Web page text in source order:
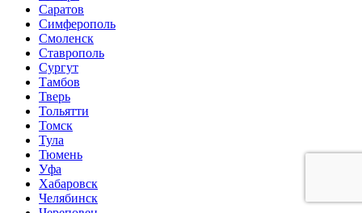
Саратов
Симферополь
Смоленск
Ставрополь
Сургут
Тамбов
Тверь
Тольятти
Томск
Тула
Тюмень
Уфа
Хабаровск
Челябинск